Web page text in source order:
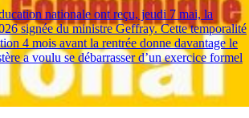
nationale ont reçu, jeudi 7 mai, la
signée du ministre Geffray. Cette temporalité
4 mois avant la rentrée donne davantage le
a voulu se débarrasser d’un exercice formel